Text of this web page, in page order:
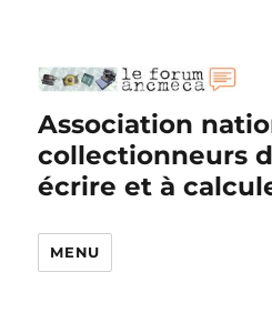
Association
collectionneurs
écrire et à
MENU